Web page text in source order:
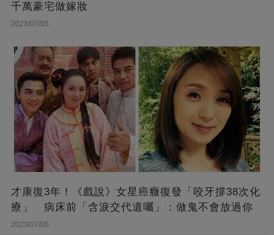
千萬豪宅做嫁妝
2023/07/05
才康復3年！《戲說》女星癌癥復發「咬牙撐38次化
療」 病床前「含淚交代遺囑」：做鬼不會放過你
2023/07/05